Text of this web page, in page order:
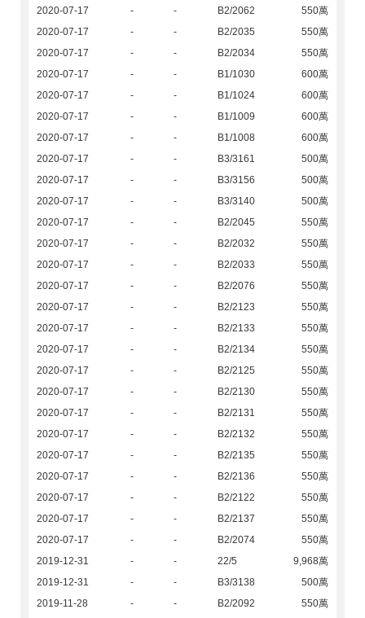
2020-07-17 - - B2/2062
550萬
2020-07-17
- - B2/2035
550萬
2020-07-17
- - B2/2034
550萬
2020-07-17
- - B1/1030
600萬
2020-07-17
- - B1/1024
600萬
2020-07-17
- - B1/1009
600萬
2020-07-17
- - B1/1008
600萬
2020-07-17
- - B3/3161
500萬
2020-07-17
- - B3/3156
500萬
2020-07-17
- - B3/3140
500萬
2020-07-17
- - B2/2045
550萬
2020-07-17
- - B2/2032
550萬
2020-07-17
- - B2/2033
550萬
2020-07-17
- - B2/2076
550萬
2020-07-17
- - B2/2123
550萬
2020-07-17
- - B2/2133
550萬
2020-07-17
- - B2/2134
550萬
2020-07-17
- - B2/2125
550萬
2020-07-17
- - B2/2130
550萬
2020-07-17
- - B2/2131
550萬
2020-07-17
- - B2/2132
550萬
2020-07-17
- - B2/2135
550萬
2020-07-17
- - B2/2136
550萬
2020-07-17
- - B2/2122
550萬
2020-07-17
- - B2/2137
550萬
2020-07-17
- - B2/2074
550萬
2019-12-31
- - 22/5
9,968萬
2019-12-31
- - B3/3138
500萬
2019-11-28
- - B2/2092
550萬